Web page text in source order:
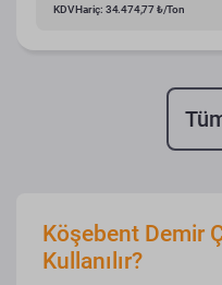
KDV Hariç: 34.474,77 ₺/Ton
Köşebent Demir
Kullanılır?